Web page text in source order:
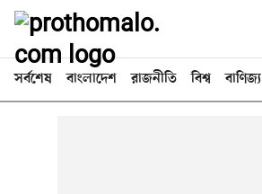
সর্বশেষ বাংলাদেশ রাজনীতি বিশ্ব বাণিজ্য